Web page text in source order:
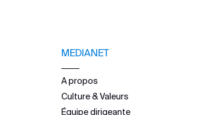
MEDIANET
A propos
Culture & Valeurs
Équipe dirigeante